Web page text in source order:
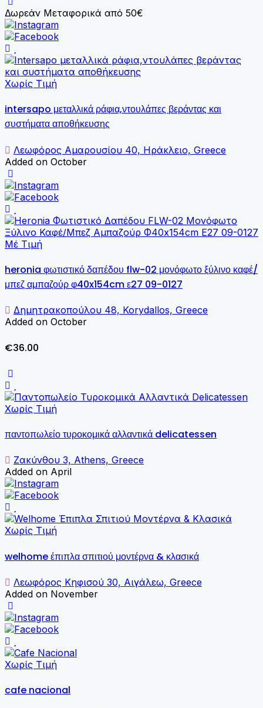
Δωρεάν Μεταφορικά από 50€
Χωρίς Τιμή
intersapo μεταλλικά ράφια,ντουλάπες βεράντας και
συστήματα αποθήκευσης
Λεωφόρος Αμαρουσίου 40, Ηράκλειο, Greece
Added on October
Μέ Τιμή
heronia φωτιστικό δαπέδου flw-02 μονόφωτο ξύλινο καφέ/
μπεζ αμπαζούρ φ40x154cm ε27 09-0127
Δημητρακοπούλου 48, Korydallos, Greece
Added on October
€36.00
Χωρίς Τιμή
παντοπωλείο τυροκομικά αλλαντικά delicatessen
Ζακύνθου 3, Athens, Greece
Added on April
Χωρίς Τιμή
welhome έπιπλα σπιτιού μοντέρνα & κλασικά
Λεωφόρος Κηφισού 30, Αιγάλεω, Greece
Added on November
Χωρίς Τιμή
cafe nacional